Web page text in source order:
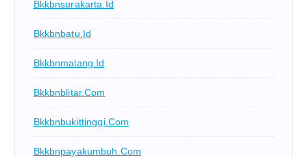
Bkkbnsurakarta.id
Bkkbnbatu.id
Bkkbnmalang.id
Bkkbnblitar.com
Bkkbnbukittinggi.com
Bkkbnpayakumbuh.com